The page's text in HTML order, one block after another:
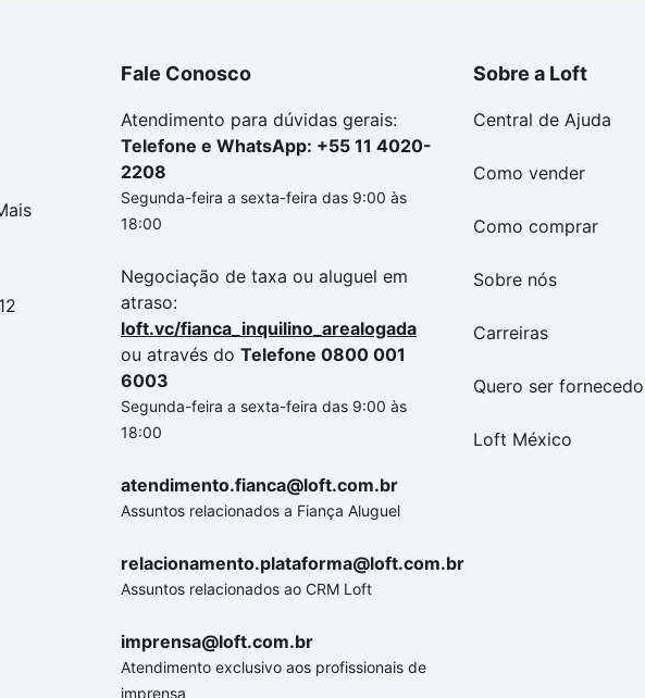
Fale Conosco
Atendimento para dúvidas gerais:
Telefone e WhatsApp: +55 11 4020-
2208
Segunda-feira a sexta-feira das 9:00 às
18:00
Negociação de taxa ou aluguel em
atraso:
loft.vc/fianca_inquilino_arealogada
ou através do Telefone 0800 001
6003
Segunda-feira a sexta-feira das 9:00 às
18:00
atendimento.fianca@loft.com.br
Assuntos relacionados a Fiança Aluguel
relacionamento.plataforma@loft.com.br
Assuntos relacionados ao CRM Loft
imprensa@loft.com.br
Atendimento exclusivo aos profissionais de
imprensa
Sobre a Loft
Central de Ajuda
Como vender
Como comprar
Sobre nós
Carreiras
Quero ser
Loft México